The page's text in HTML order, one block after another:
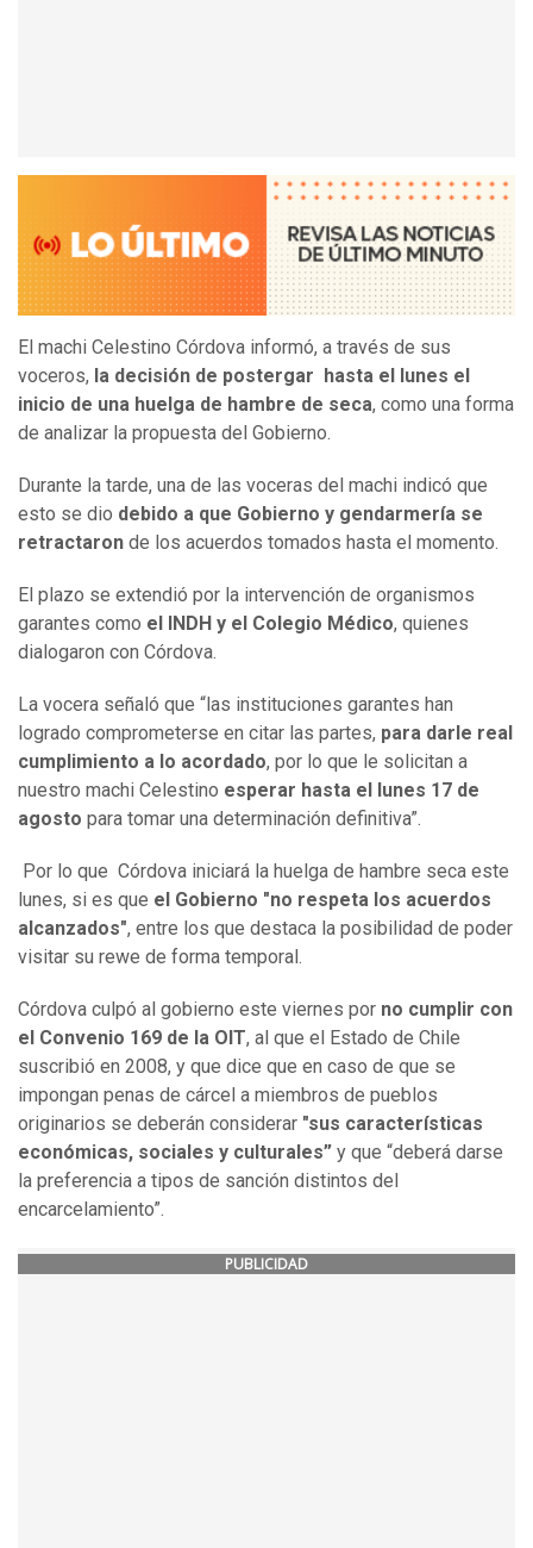
El machi Celestino Córdova informó, a través de sus
voceros, la decisión de postergar hasta el lunes el
inicio de una huelga de hambre de seca, como una forma
de analizar la propuesta del Gobierno.
Durante la tarde, una de las voceras del machi indicó que
esto se dio debido a que Gobierno y gendarmería se
retractaron de los acuerdos tomados hasta el momento.
El plazo se extendió por la intervención de organismos
garantes como el INDH y el Colegio Médico, quienes
dialogaron con Córdova.
La vocera señaló que “las instituciones garantes han
logrado comprometerse en citar las partes, para darle real
cumplimiento a lo acordado, por lo que le solicitan a
nuestro machi Celestino esperar hasta el lunes 17 de
agosto para tomar una determinación definitiva”.
Por lo que Córdova iniciará la huelga de hambre seca este
lunes, si es que el Gobierno "no respeta los acuerdos
alcanzados", entre los que destaca la posibilidad de poder
visitar su rewe de forma temporal.
Córdova culpó al gobierno este viernes por no cumplir con
el Convenio 169 de la OIT, al que el Estado de Chile
suscribió en 2008, y que dice que en caso de que se
impongan penas de cárcel a miembros de pueblos
originarios se deberán considerar "sus características
económicas, sociales y culturales” y que “deberá darse
la preferencia a tipos de sanción distintos del
encarcelamiento”.
PUBLICIDAD